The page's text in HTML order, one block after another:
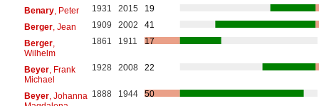
Benary, Peter 1931 2015
19
Berger, Jean 1909 2002
41
Berger,
Wilhelm
1861 1911 17
Beyer, Frank
Michael
1928 2008 22
Beyer, Johanna 1888 1944 50